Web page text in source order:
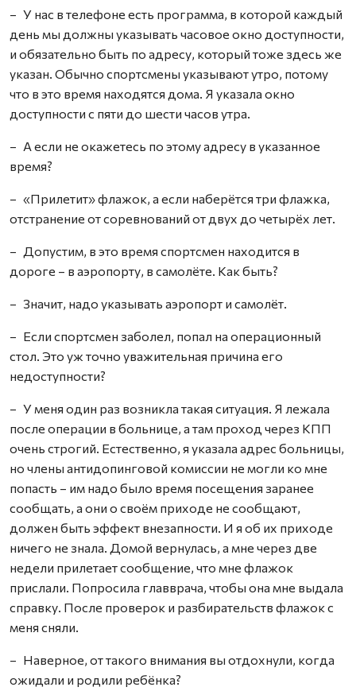
– У нас в телефоне есть программа, в которой каждый
день мы должны указывать часовое окно доступности,
и обязательно быть по адресу, который тоже здесь же
указан. Обычно спортсмены указывают утро, потому
что в это время находятся дома. Я указала окно
доступности с пяти до шести часов утра.
– А если не окажетесь по этому адресу в указанное
время?
– «Прилетит» флажок, а если наберётся три флажка,
отстранение от соревнований от двух до четырёх лет.
– Допустим, в это время спортсмен находится в
дороге – в аэропорту, в самолёте. Как быть?
– Значит, надо указывать аэропорт и самолёт.
– Если спортсмен заболел, попал на операционный
стол. Это уж точно уважительная причина его
недоступности?
– У меня один раз возникла такая ситуация. Я лежала
после операции в больнице, а там проход через КПП
очень строгий. Естественно, я указала адрес больницы,
но члены антидопинговой комиссии не могли ко мне
попасть – им надо было время посещения заранее
сообщать, а они о своём приходе не сообщают,
должен быть эффект внезапности. И я об их приходе
ничего не знала. Домой вернулась, а мне через две
недели прилетает сообщение, что мне флажок
прислали. Попросила главврача, чтобы она мне выдала
справку. После проверок и разбирательств флажок с
меня сняли.
– Наверное, от такого внимания вы отдохнули, когда
ожидали и родили ребёнка?